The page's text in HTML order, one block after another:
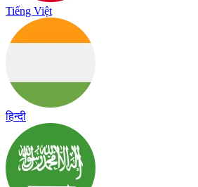
Tiếng Việt
हिन्दी